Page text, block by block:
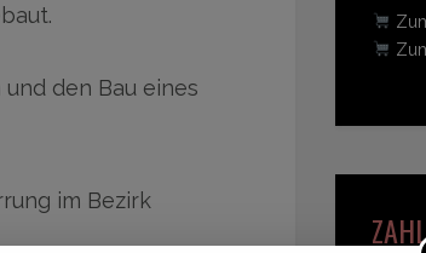
den Bau eines
im Bezirk